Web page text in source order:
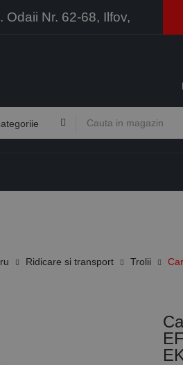
Nr. 62-68, Ilfov,
Ridicare si transport Trolii